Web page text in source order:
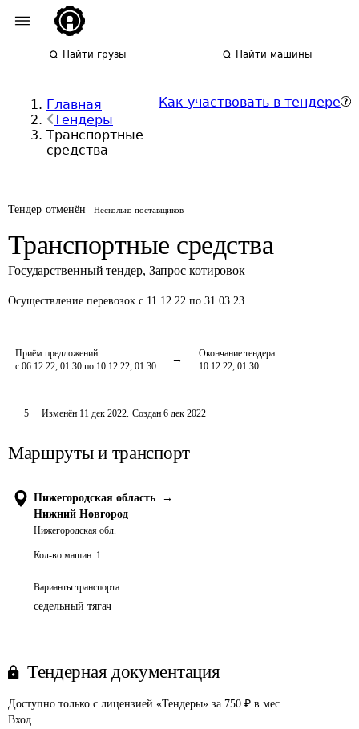
Найти грузы Найти машины
Главная
Тендеры
Транспортные
средства
Как участвовать в тендере
Тендер отменён Несколько поставщиков
Транспортные средства
Государственный тендер, Запрос котировок
Осуществление перевозок с 11.12.22 по 31.03.23
Приём предложений
с 06.12.22, 01:30 по 10.12.22, 01:30
Окончание тендера
10.12.22, 01:30
5 Изменён 11 дек 2022. Создан 6 дек 2022
Маршруты и транспорт
Нижегородская область
→
Нижний Новгород
Нижегородская обл.
Кол-во машин: 1
Варианты транспорта
седельный тягач
Тендерная документация
Доступно только с лицензией «Тендеры» за 750 ₽ в мес
Вход